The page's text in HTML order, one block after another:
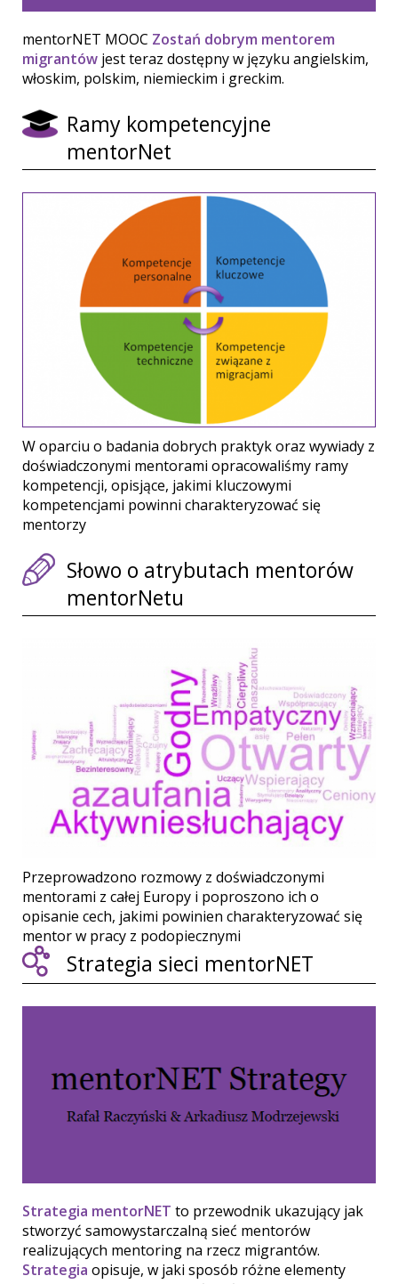
mentorNET MOOC Zostań dobrym mentorem
migrantów jest teraz dostępny w języku angielskim,
włoskim, polskim, niemieckim i greckim.
Ramy kompetencyjne
mentorNet
W oparciu o badania dobrych praktyk oraz wywiady z
doświadczonymi mentorami opracowaliśmy ramy
kompetencji, opisjące, jakimi kluczowymi
kompetencjami powinni charakteryzować się
mentorzy
Słowo o atrybutach mentorów
mentorNetu
Przeprowadzono rozmowy z doświadczonymi
mentorami z całej Europy i poproszono ich o
opisanie cech, jakimi powinien charakteryzować się
mentor w pracy z podopiecznymi
Strategia sieci mentorNET
Strategia mentorNET to przewodnik ukazujący jak
stworzyć samowystarczalną sieć mentorów
realizujących mentoring na rzecz migrantów.
Strategia opisuje, w jaki sposób różne elementy